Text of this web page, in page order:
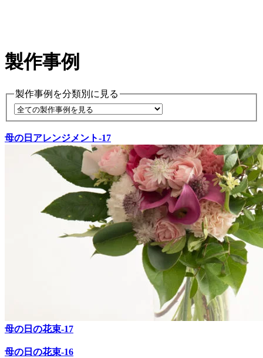
製作事例
製作事例を分類別に見る
母の日アレンジメント-17
母の日の花束-17
母の日の花束-16